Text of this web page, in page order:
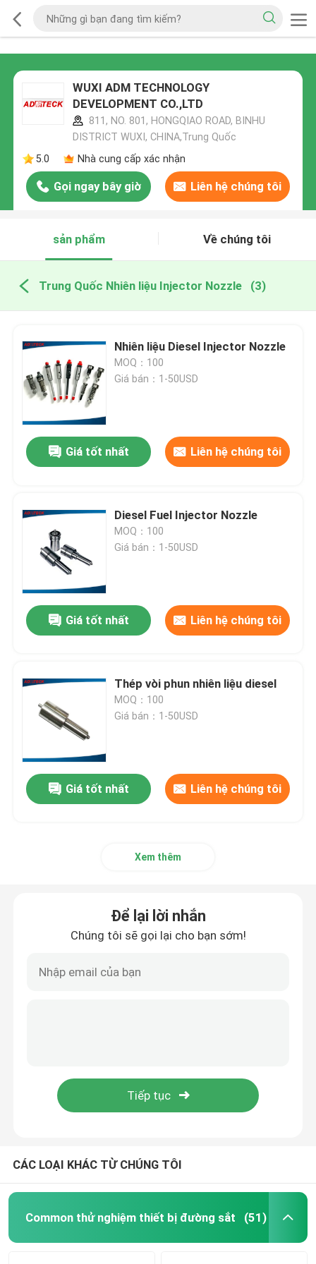
WUXI ADM TECHNOLOGY
DEVELOPMENT CO.,LTD
811, NO. 801, HONGQIAO ROAD, BINHU
DISTRICT WUXI, CHINA,Trung Quốc
5.0
Nhà cung cấp xác nhận
Gọi ngay bây giờ Liên hệ chúng tôi
sản phẩm Về chúng tôi
Trung Quốc Nhiên liệu Injector Nozzle (3)
Nhiên liệu Diesel Injector Nozzle
MOQ：100
Giá bán：1-50USD
Giá tốt nhất Liên hệ chúng tôi
Diesel Fuel Injector Nozzle
MOQ：100
Giá bán：1-50USD
Giá tốt nhất Liên hệ chúng tôi
Thép vòi phun nhiên liệu diesel
MOQ：100
Giá bán：1-50USD
Giá tốt nhất Liên hệ chúng tôi
Xem thêm
Để lại lời nhắn
Chúng tôi sẽ gọi lại cho bạn sớm!
CÁC LOẠI KHÁC TỪ CHÚNG TÔI
Common thử nghiệm thiết bị đường sắt (51)